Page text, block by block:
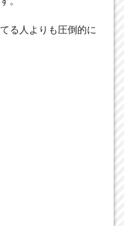
る人よりも圧倒的に